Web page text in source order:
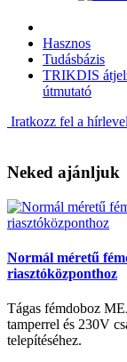
Hasznos
Tudásbázis
TRIKDIS
útmutató
Iratkozz fel a
Neked ajánljuk
Normál méretű
riasztóközponthoz
Tágas fémdoboz
tamperrel és 230V
telepítéséhez.